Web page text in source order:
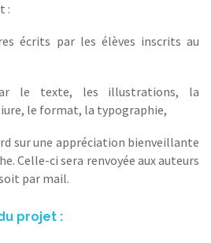
:
écrits par les élèves inscrits au
le texte, les illustrations, la
le format, la typographie,
sur une appréciation bienveillante
Celle-ci sera renvoyée aux auteurs
par mail.
projet :